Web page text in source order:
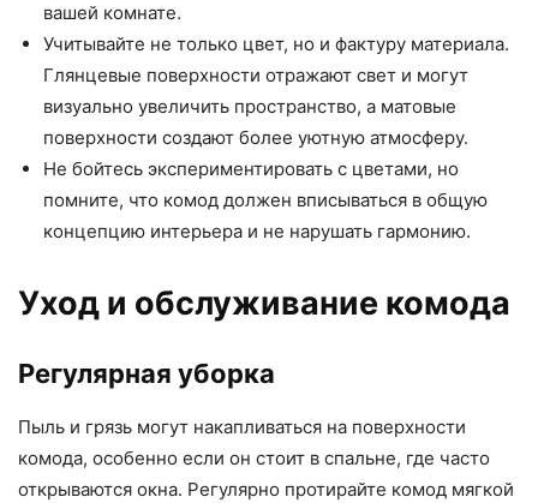
вашей комнате.
Учитывайте не только цвет, но и фактуру материала.
Глянцевые поверхности отражают свет и могут
визуально увеличить пространство, а матовые
поверхности создают более уютную атмосферу.
Не бойтесь экспериментировать с цветами, но
помните, что комод должен вписываться в общую
концепцию интерьера и не нарушать гармонию.
Уход и обслуживание комода
Регулярная уборка
Пыль и грязь могут накапливаться на поверхности
комода, особенно если он стоит в спальне, где часто
открываются окна. Регулярно протирайте комод мягкой